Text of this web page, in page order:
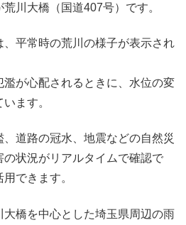
川大橋（国道407号）です。
平常時の荒川の様子が表示され
が心配されるときに、水位の変
ます。
、道路の冠水、地震などの自然災
状況がリアルタイムで確認で
できます。
大橋を中心とした埼玉県周辺の雨